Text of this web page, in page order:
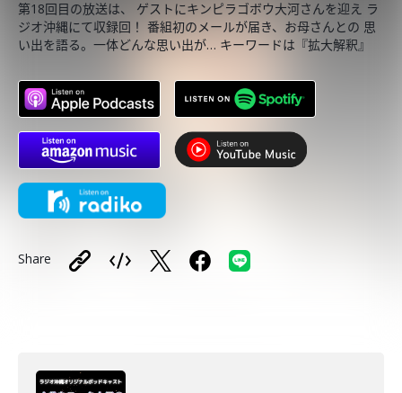
第18回目の放送は、 ゲストにキンピラゴボウ大河さんを迎え ラ
ジオ沖縄にて収録回！ 番組初のメールが届き、お母さんとの 思
い出を語る。一体どんな思い出が… キーワードは『拡大解釈』
Share